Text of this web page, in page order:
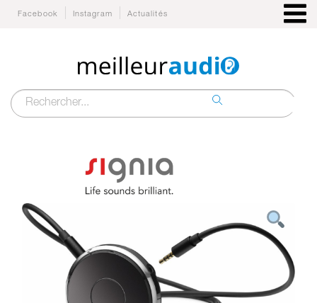
Facebook Instagram Actualités
Recherche
pour :